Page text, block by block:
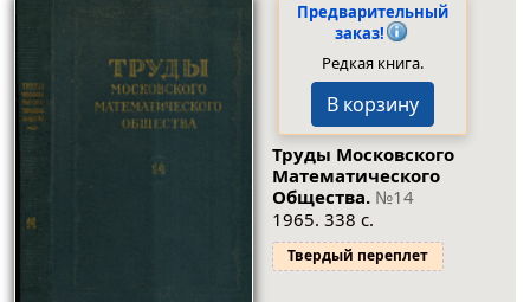
Предварительный
заказ!
Редкая книга.
В корзину
Труды Московского
Математического
Общества. №14
1965. 338 с.
Твердый переплет